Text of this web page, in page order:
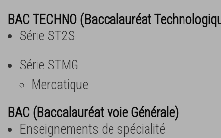
BAC TECHNO (Baccalauréat
Série ST2S
Série STMG
Mercatique
BAC (Baccalauréat voie Générale)
Enseignements de spécialité